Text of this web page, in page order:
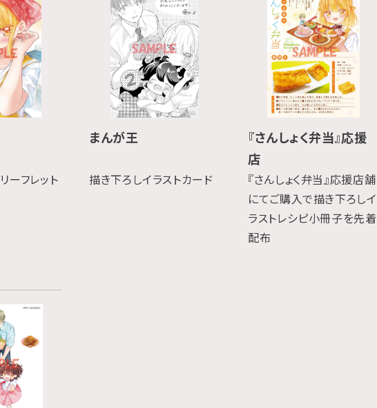
ーフレット
まんが王
描き下ろしイラストカード
『さんしょく弁当』応援
店
『さんしょく弁当』応援店舗
にてご購入で描き下ろしイ
ラストレシピ小冊子を先着
配布